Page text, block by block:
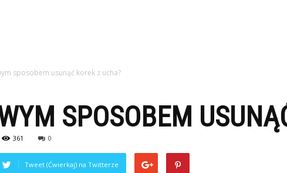
sposobem usunąć korek z ucha?
SPOSOBEM
361 0
Tweet (Ćwierkaj) na Twitterze